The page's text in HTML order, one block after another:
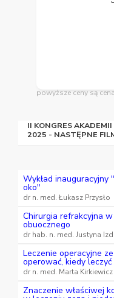
powyższe ceny są
II KONGRES
2025 - NASTĘPNE
Wykład inauguracyjny
oko"
dr n. med. Łukasz Przysło
Chirurgia refrakcyjna
obuocznego
dr hab. n. med. Justyna
Leczenie operacyjne
operować, kiedy
dr n. med. Marta Kirkiewicz
Znaczenie właściwej